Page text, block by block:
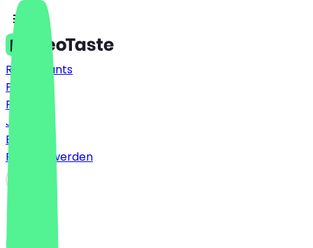
Restaurants
Preise
FAQ
Jobs
Blog
Partner werden